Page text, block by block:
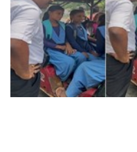
BIHAR NEWS :
जनसंवाद करेंगे प्रशांत...